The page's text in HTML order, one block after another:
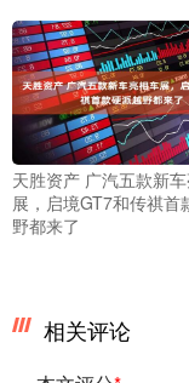
天胜资产 广汽五款新
展，启境GT7和传祺首
野都来了
相关评论